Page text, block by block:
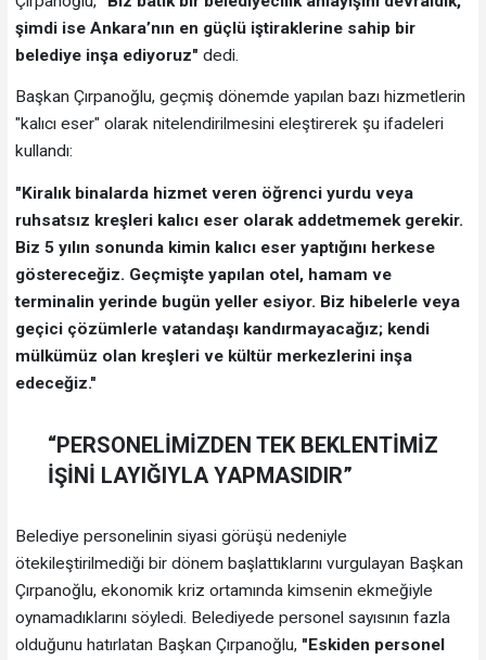
şimdi ise Ankara’nın en güçlü iştiraklerine sahip bir
belediye inşa ediyoruz" dedi.
Başkan Çırpanoğlu, geçmiş dönemde yapılan bazı hizmetlerin
"kalıcı eser" olarak nitelendirilmesini eleştirerek şu ifadeleri
kullandı:
"Kiralık binalarda hizmet veren öğrenci yurdu veya
ruhsatsız kreşleri kalıcı eser olarak addetmemek gerekir.
Biz 5 yılın sonunda kimin kalıcı eser yaptığını herkese
göstereceğiz. Geçmişte yapılan otel, hamam ve
terminalin yerinde bugün yeller esiyor. Biz hibelerle veya
geçici çözümlerle vatandaşı kandırmayacağız; kendi
mülkümüz olan kreşleri ve kültür merkezlerini inşa
edeceğiz."
“PERSONELİMİZDEN TEK BEKLENTİMİZ
İŞİNİ LAYIĞIYLA YAPMASIDIR”
Belediye personelinin siyasi görüşü nedeniyle
ötekileştirilmediği bir dönem başlattıklarını vurgulayan Başkan
Çırpanoğlu, ekonomik kriz ortamında kimsenin ekmeğiyle
oynamadıklarını söyledi. Belediyede personel sayısının fazla
olduğunu hatırlatan Başkan Çırpanoğlu,"Eskiden personel